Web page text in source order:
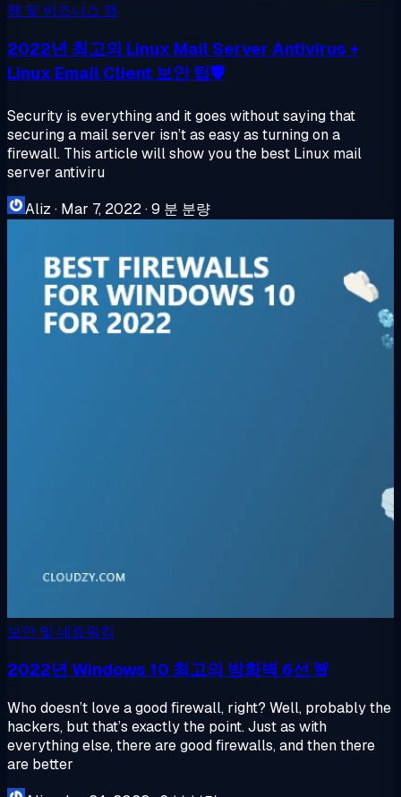
웹 및 비즈니스 앱
2022년 최고의 Linux Mail Server Antivirus +
Linux Email Client 보안 팁🛡️
Security is everything and it goes without saying that
securing a mail server isn’t as easy as turning on a
firewall. This article will show you the best Linux mail
server antiviru
Aliz · Mar 7, 2022·9 분 분량
보안 및 네트워킹
2022년 Windows 10 최고의 방화벽 6선 🚨
Who doesn’t love a good firewall, right? Well, probably the
hackers, but that’s exactly the point. Just as with
everything else, there are good firewalls, and then there
are better